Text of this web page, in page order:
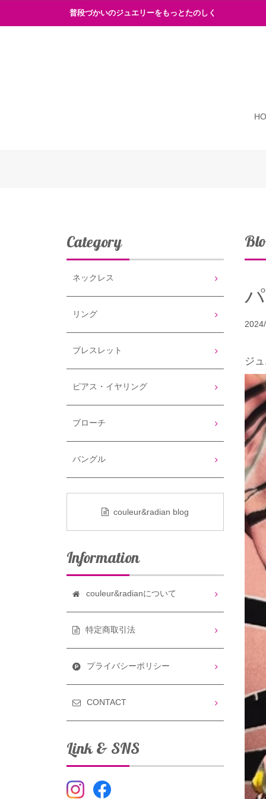
普段づかいのジュエリーをもっとたのしく
ジ
Category
ネックレス
リング
ブレスレット
ピアス・イヤリング
ブローチ
バングル
couleur&radian blog
Information
couleur&radianについて
特定商取引法
プライバシーポリシー
CONTACT
Link & SNS